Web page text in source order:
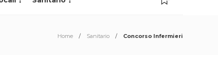
Home Sanitario Concorso Infermieri